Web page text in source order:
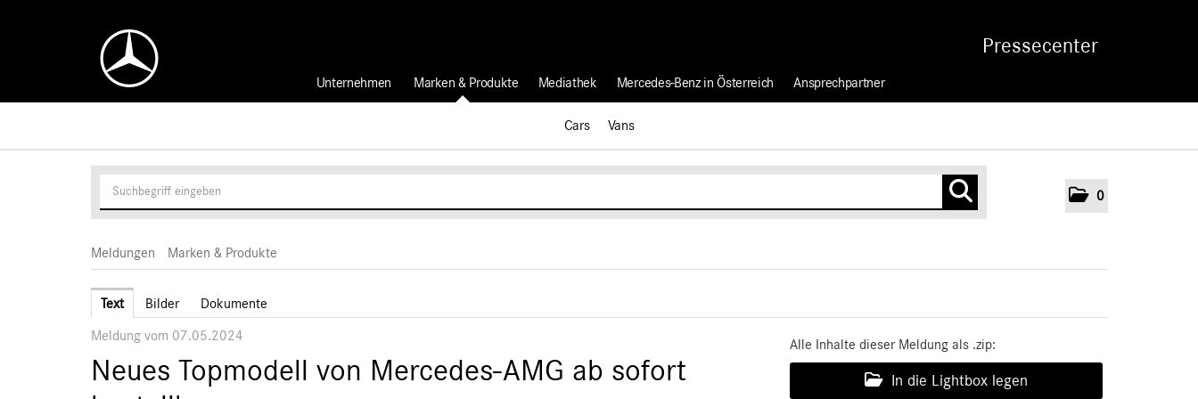
Pressecenter
0
Unternehmen Marken & Produkte
Cars Vans
Mediathek Mercedes-Benz in Österreich Ansprechpartner
Meldungen Marken & Produkte
Text Bilder Dokumente
Meldung vom 07.05.2024
Neues Topmodell von Mercedes-AMG ab sofort
Alle Inhalte dieser Meldung als .zip:
In die Lightbox legen